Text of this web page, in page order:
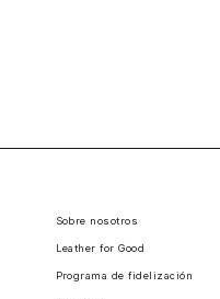
Sobre nosotros
Leather for Good
Programa de fidelización